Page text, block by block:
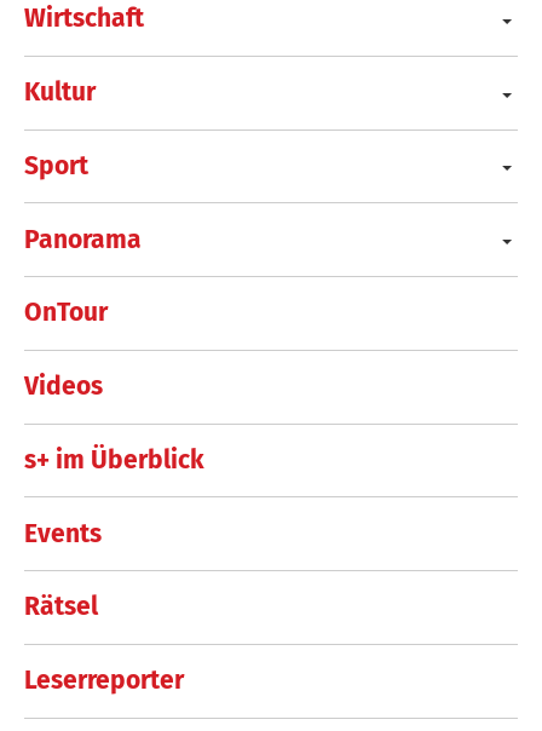
Wirtschaft
Kultur
Sport
Panorama
OnTour
Videos
s+ im Überblick
Events
Rätsel
Leserreporter